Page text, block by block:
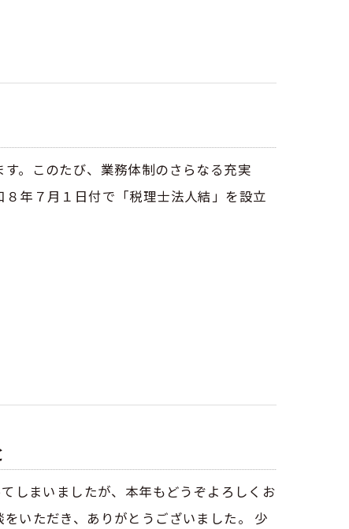
。このたび、業務体制のさらなる充実
年７月１日付で「税理士法人結」を設立
しまいましたが、本年もどうぞよろしくお
いただき、ありがとうございました。 少